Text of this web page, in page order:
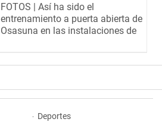
FOTOS | Así ha sido el
entrenamiento a puerta abierta de
Osasuna en las instalaciones de
Deportes